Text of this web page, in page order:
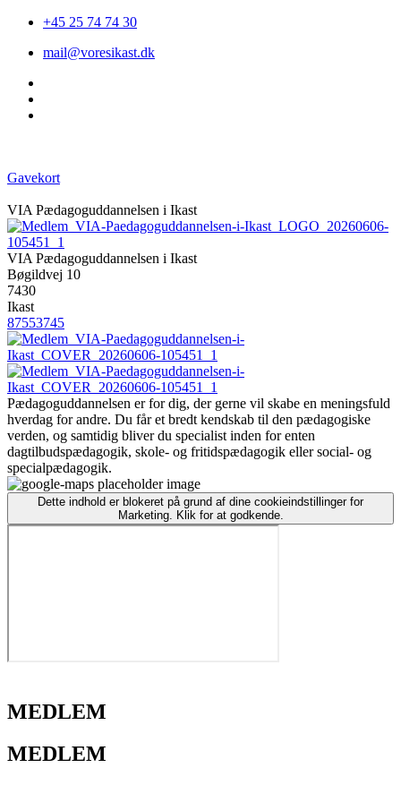
+45 25 74 74 30
mail@voresikast.dk
Gavekort
VIA Pædagoguddannelsen i Ikast
VIA Pædagoguddannelsen i Ikast
Bøgildvej 10
7430
Ikast
87553745
Pædagoguddannelsen er for dig, der gerne vil skabe en meningsfuld
hverdag for andre. ​Du får et bredt kendskab til den pædagogiske
verden, og samtidig bliver du specialist inden for enten
dagtilbudspædagogik, skole- og fritidspædagogik eller social- og
specialpædagogik. ​
Dette indhold er blokeret på grund af dine cookieindstillinger for
Marketing. Klik for at godkende.
MEDLEM
MEDLEM